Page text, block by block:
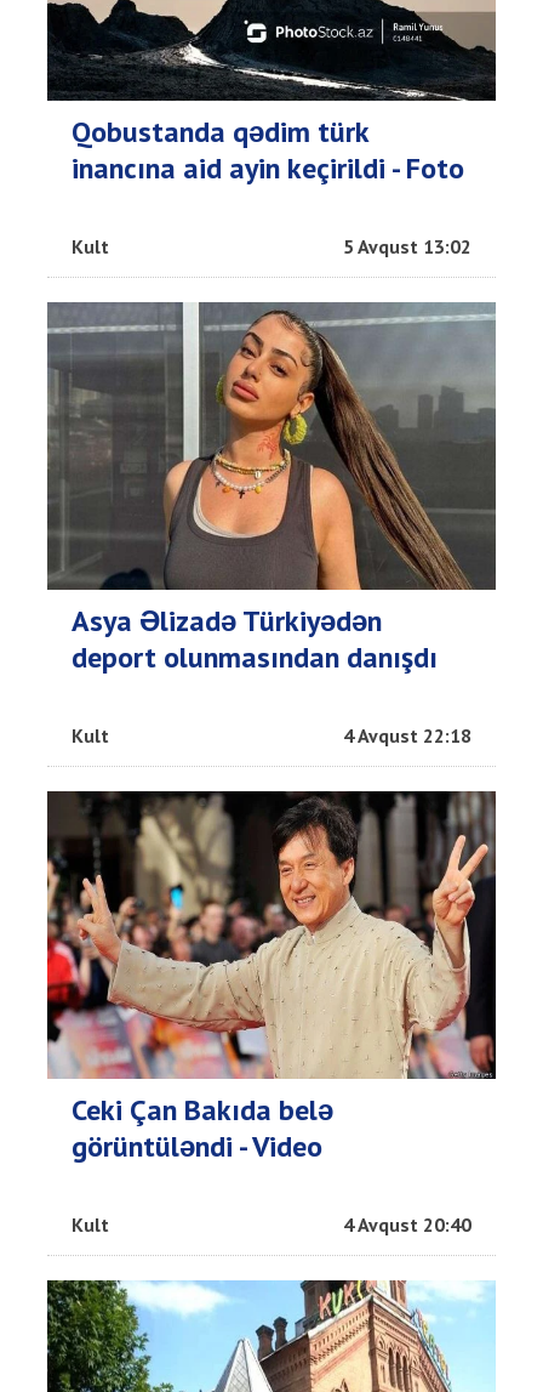
Qobustanda qədim türk
inancına aid ayin keçirildi - Foto
Kult 5 Avqust 13:02
Asya Əlizadə Türkiyədən
deport olunmasından danışdı
Kult 4 Avqust 22:18
Ceki Çan Bakıda belə
görüntüləndi - Video
Kult 4 Avqust 20:40